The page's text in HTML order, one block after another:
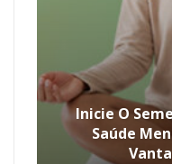
Inicie O
Saúde